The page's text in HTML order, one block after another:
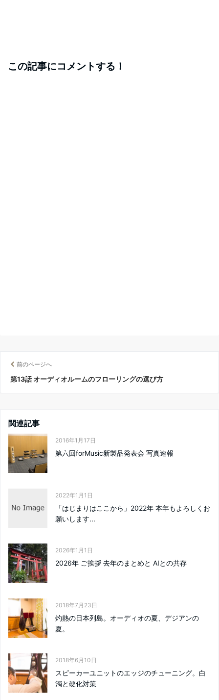
この記事にコメントする！
前のページへ
第13話 オーディオルームのフローリングの選び方
関連記事
2016年1月17日
第六回forMusic新製品発表会 写真速報
2022年1月1日
「はじまりはここから」2022年 本年もよろしくお
願いします...
2026年1月1日
2026年 ご挨拶 去年のまとめと AIとの共存
2018年7月23日
灼熱の日本列島。オーディオの夏、デジアンの
夏。
2018年6月10日
スピーカーユニットのエッジのチューニング。白
濁と硬化対策